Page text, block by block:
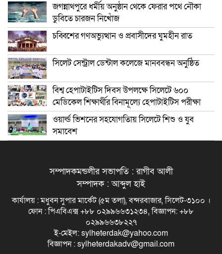
জগন্নাথপুরে ধর্মীয় অনুষ্ঠান থেকে ফেরার পথে নৌকা
ডুবিতে চারজন নিখোঁজ
চব্বিশের গণঅভ্যুত্থান ও প্রবাসীদের ঘুমহীন রাত
সিলেট সেন্ট্রাল ডেন্টাল কলেজে মানববন্ধন অনুষ্ঠিত
বিশ্ব হেপাটাইটিস দিবস উপলক্ষে সিলেটে ৬০০
মেডিকেল শিক্ষার্থীর বিনামূল্যে হেপাটাইটিস পরীক্ষা
ওয়ার্ল্ড ভিশনের সহযোগতিায় সিলেটে শিশু ও যুব
সমাবেশ
সম্পাদকমন্ডলীর সভাপতি : রাগীব আলী
সম্পাদক : আব্দুল হাই
কার্যালয় : মধুবন সুপার মার্কেট (৫ম তলা), বন্দরবাজার, সিলেট-৩১০০ ।
ফোন : পিএবিএক্স +৮৮ ০২৯৯৬৬৩১২৩৪, বিজ্ঞাপন: +৮৮
০২৯৯৬৬৩৮২২৭
ই-মেইল: sylheterdak@yahoo.com
বিজ্ঞাপন : sylheterdakadv@gmail.com